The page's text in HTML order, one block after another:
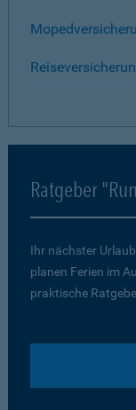
Ratgeber
Ihr nächster
planen Ferien im
praktische